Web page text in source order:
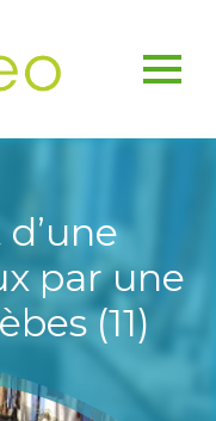
par une
(11)